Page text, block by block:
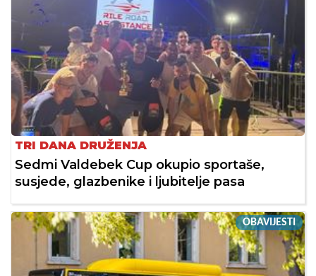
TRI DANA DRUŽENJA
Sedmi Valdebek Cup okupio sportaše,
susjede, glazbenike i ljubitelje pasa
OBAVIJESTI